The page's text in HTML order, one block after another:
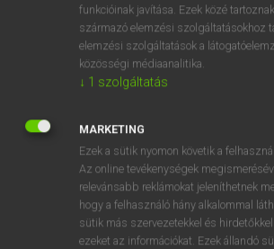
BELÉPÉS
NINCS
Nincs regisztrációm és előfizetésem.
díjmentes próbaverziójának
belépek.
funkcióinak javítása. Ezek közé
származó elemzési szolgáltatásokhoz
elemzési szolgáltatások a
közösségi médiaanalitika.
↓ 1 szolgáltatás
MARKETING
Ezek a sütik nyomon követik a
Az online tevékenységek
relevánsabb reklámokat jeleníthetnek
hogy a felhasználó hány alkalommal
sütik más szervezetekkel és
ezeket az információkat. Ezek állandó